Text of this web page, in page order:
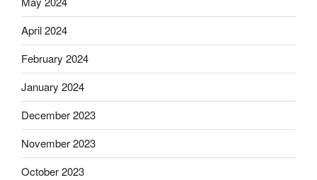
April 2024
February 2024
January 2024
December 2023
November 2023
October 2023